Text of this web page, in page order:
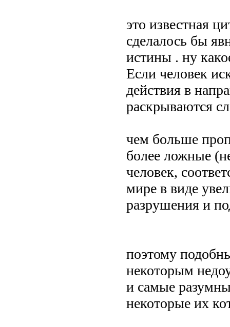
это известная
сделалось бы
истины . ну
Если человек
действия в
раскрываются
чем больше
более ложные
человек,
мире в виде
разрушения и
поэтому
некоторым
и самые
некоторые их